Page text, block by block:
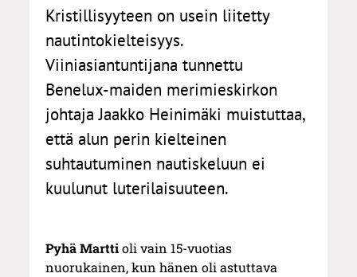
Kristillisyyteen on usein liitetty
nautintokielteisyys.
Viiniasiantuntijana tunnettu
Benelux-maiden merimieskirkon
johtaja Jaakko Heinimäki muistuttaa,
että alun perin kielteinen
suhtautuminen nautiskeluun ei
kuulunut luterilaisuuteen.
Pyhä Marttioli vain 15-vuotias
nuorukainen, kun hänen oli astuttava